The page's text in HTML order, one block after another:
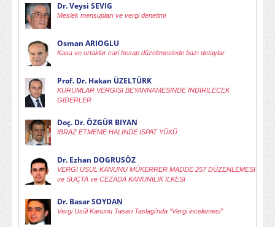
Dr. Veysi SEVIG
Meslek mensupları ve vergi denetimi
Osman ARIOGLU
Kasa ve ortaklar cari hesap düzeltmesinde bazı detaylar
Prof. Dr. Hakan ÜZELTÜRK
KURUMLAR VERGISI BEYANNAMESINDE INDIRILECEK
GIDERLER
Doç. Dr. ÖZGÜR BIYAN
IBRAZ ETMEME HALINDE ISPAT YÜKÜ
Dr. Ezhan DOGRUSÖZ
VERGI USUL KANUNU MÜKERRER MADDE 257 DÜZENLEMESI
ve SUÇTA ve CEZADA KANUNILIK ILKESI
Dr. Basar SOYDAN
Vergi Usûl Kanunu Tasari Taslagi'nda “Vergi incelemesi”